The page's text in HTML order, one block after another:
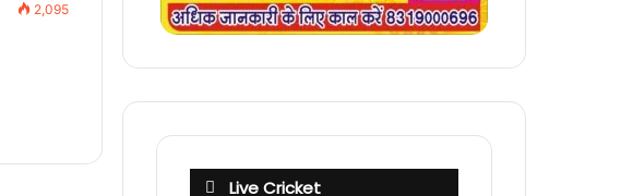
2,095
Live Cricket